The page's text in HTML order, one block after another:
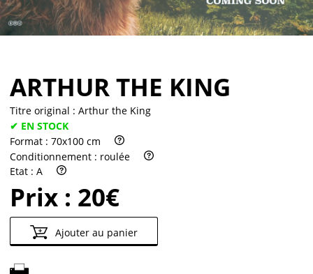
ARTHUR THE KING
Titre original : Arthur the King
✔ EN STOCK
Format : 70x100 cm
Conditionnement : roulée
Etat : A
Prix : 20€
Ajouter au panier